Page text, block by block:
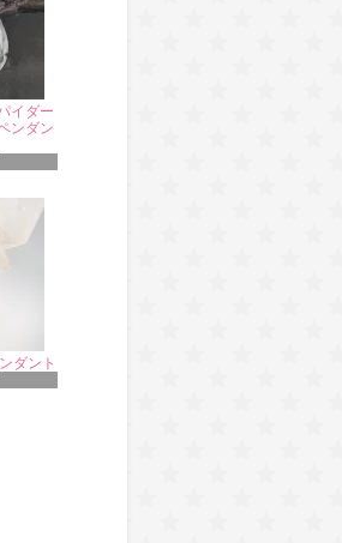
イダー
ンダン
ダント